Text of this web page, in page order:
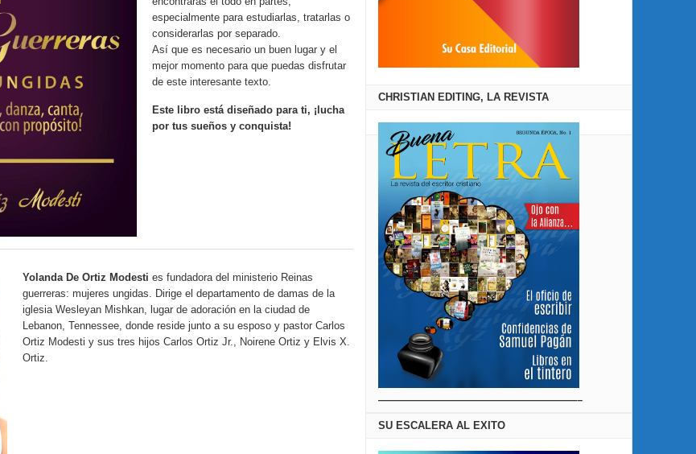
especialmente para estudiarlas, tratarlas o
considerarlas por separado.
Así que es necesario un buen lugar y el
mejor momento para que puedas disfrutar
de este interesante texto.
Este libro está diseñado para ti, ¡lucha
por tus sueños y conquista!
Yolanda De Ortiz Modesti es fundadora del ministerio Reinas
guerreras: mujeres ungidas. Dirige el departamento de damas de la
iglesia Wesleyan Mishkan, lugar de adoración en la ciudad de
Lebanon, Tennessee, donde reside junto a su esposo y pastor Carlos
Ortiz Modesti y sus tres hijos Carlos Ortiz Jr., Noirene Ortiz y Elvis X.
Ortiz.
CHRISTIAN EDITING, LA REVISTA
———————————————————–
SU ESCALERA AL EXITO